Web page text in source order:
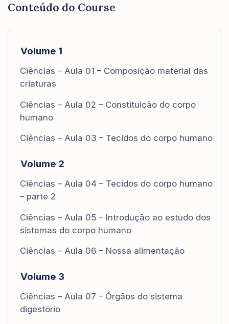
Conteúdo do Course
Volume 1
Ciências – Aula 01 – Composição material das
criaturas
Ciências – Aula 02 – Constituição do corpo
humano
Ciências – Aula 03 – Tecidos do corpo humano
Volume 2
Ciências – Aula 04 – Tecidos do corpo humano
– parte 2
Ciências – Aula 05 – Introdução ao estudo dos
sistemas do corpo humano
Ciências – Aula 06 – Nossa alimentação
Volume 3
Ciências – Aula 07 – Órgãos do sistema
digestório